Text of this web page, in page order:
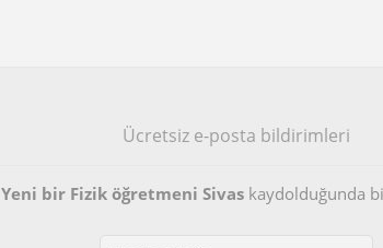
Ücretsiz e-posta bildirimleri
Yeni bir Fizik öğretmeni Sivaskaydolduğunda